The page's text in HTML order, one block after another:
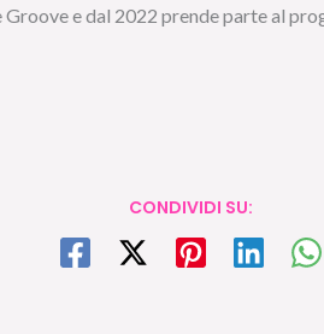
e dal 2022 prende parte al
CONDIVIDI SU: